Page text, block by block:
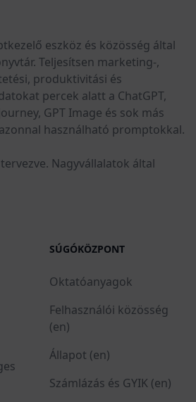
eszköz és közösség által
Teljesítsen marketing-,
produktivitási és
percek alatt a ChatGPT,
GPT Image és sok más
használható promptokkal.
Nagyvállalatok által
SÚGÓKÖZPONT
Oktatóanyagok
Felhasználói közösség
(en)
Állapot (en)
Számlázás és GYIK (en)